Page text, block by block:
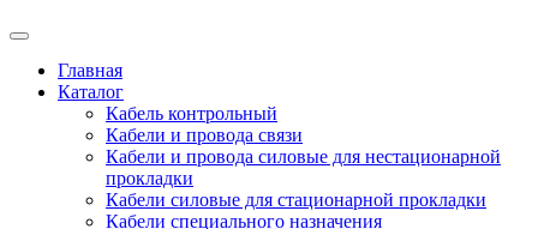
Главная
Каталог
Кабель контрольный
Кабели и провода связи
Кабели и провода силовые для нестационарной
прокладки
Кабели силовые для стационарной прокладки
Кабели специального назначения